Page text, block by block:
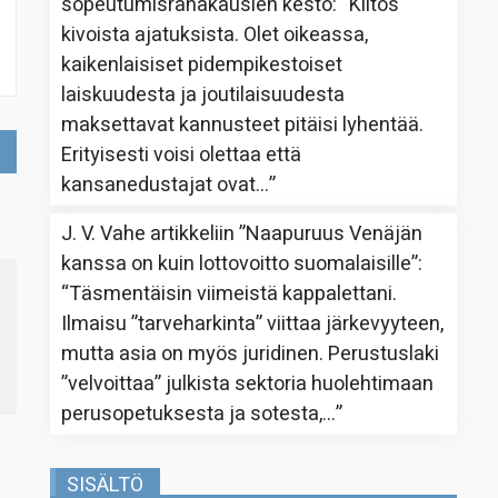
kivoista ajatuksista. Olet oikeassa,
kaikenlaisiset pidempikestoiset
laiskuudesta ja joutilaisuudesta
maksettavat kannusteet pitäisi lyhentää.
Erityisesti voisi olettaa että
kansanedustajat ovat…”
J. V. Vahe artikkeliin”Naapuruus Venäjän
kanssa on kuin lottovoitto suomalaisille”:
“Täsmentäisin viimeistä kappalettani.
Ilmaisu ”tarveharkinta” viittaa järkevyyteen,
mutta asia on myös juridinen. Perustuslaki
”velvoittaa” julkista sektoria huolehtimaan
perusopetuksesta ja sotesta,…”
SISÄLTÖ